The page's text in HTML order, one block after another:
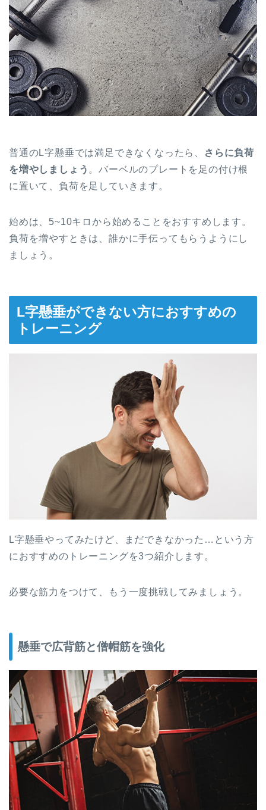
普通のL字懸垂では満足できなくなったら、
さらに負荷
を増やしましょう 。バーベルのプレートを足の付け根
に置いて、負荷を足していきます。
始めは、5~10キロから始めることをおすすめします。
負荷を増やすときは、誰かに手伝ってもらうようにし
ましょう。
L字懸垂ができない方におすすめの
トレーニング
L字懸垂やってみたけど、まだできなかった…という方
におすすめのトレーニングを3つ紹介します。
必要な筋力をつけて、もう一度挑戦してみましょう。
懸垂で広背筋と僧帽筋を強化